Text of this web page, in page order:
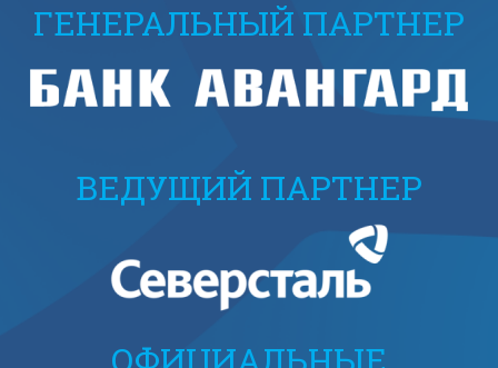
ГЕНЕРАЛЬНЫЙ ПАРТНЕР
ВЕДУЩИЙ ПАРТНЕР